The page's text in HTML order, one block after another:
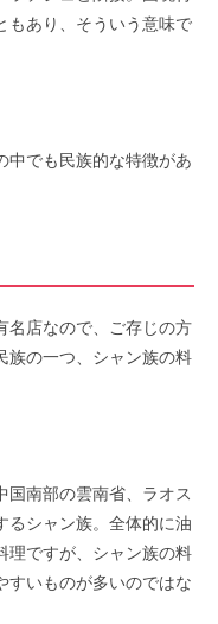
もあり、そういう意味で
中でも民族的な特徴があ
名店なので、ご存じの方
族の一つ、シャン族の料
国南部の雲南省、ラオス
るシャン族。全体的に油
理ですが、シャン族の料
すいものが多いのではな